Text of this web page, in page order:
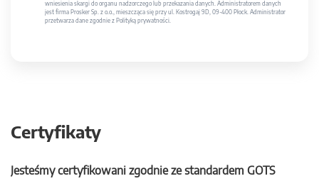
wniesienia skargi do organu nadzorczego lub przekazania danych. Administratorem danych
jest firma Prosker Sp. z o.o., mieszcząca się przy ul. Kostrogaj 9D, 09-400 Płock. Administrator
przetwarza dane zgodnie z Polityką prywatności.
Certyfikaty
Jesteśmy certyfikowani zgodnie ze standardem GOTS